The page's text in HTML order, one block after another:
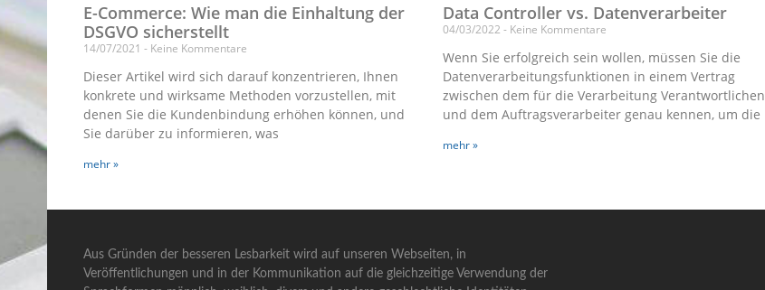
E-Commerce: Wie man die Einhaltung der
DSGVO sicherstellt
14/07/2021 Keine Kommentare
Dieser Artikel wird sich darauf konzentrieren, Ihnen
konkrete und wirksame Methoden vorzustellen, mit
denen Sie die Kundenbindung erhöhen können, und
Sie darüber zu informieren, was
mehr »
Data Controller vs. Datenverarbeiter
04/03/2022 Keine Kommentare
Wenn Sie erfolgreich sein wollen, müssen Sie die
Datenverarbeitungsfunktionen in einem Vertrag
zwischen dem für die Verarbeitung Verantwortlichen
und dem Auftragsverarbeiter genau kennen, um die
mehr »
Aus Gründen der besseren Lesbarkeit wird auf unseren Webseiten, in
Veröffentlichungen und in der Kommunikation auf die gleichzeitige Verwendung der